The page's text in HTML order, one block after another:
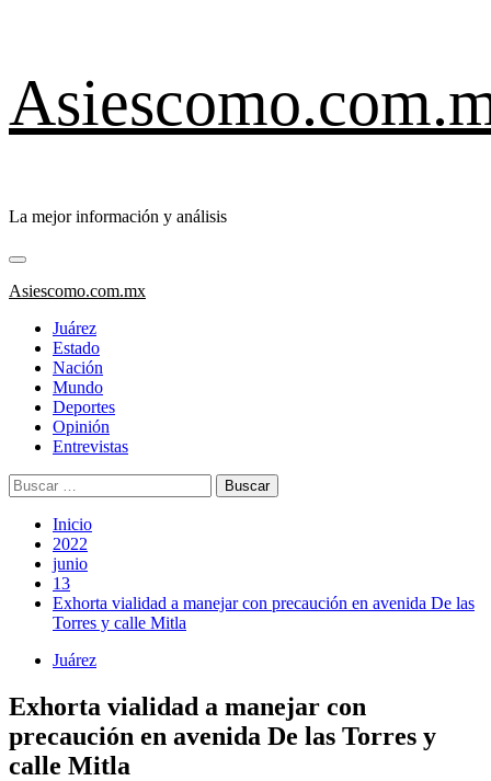
contenido
La mejor información y análisis
Menú
primario
Asiescomo.com.mx
Juárez
Estado
Nación
Mundo
Deportes
Opinión
Entrevistas
Buscar:
Inicio
2022
junio
13
Exhorta vialidad a manejar con precaución en avenida De las
Torres y calle Mitla
Juárez
Exhorta vialidad a manejar con
precaución en avenida De las Torres y
calle Mitla